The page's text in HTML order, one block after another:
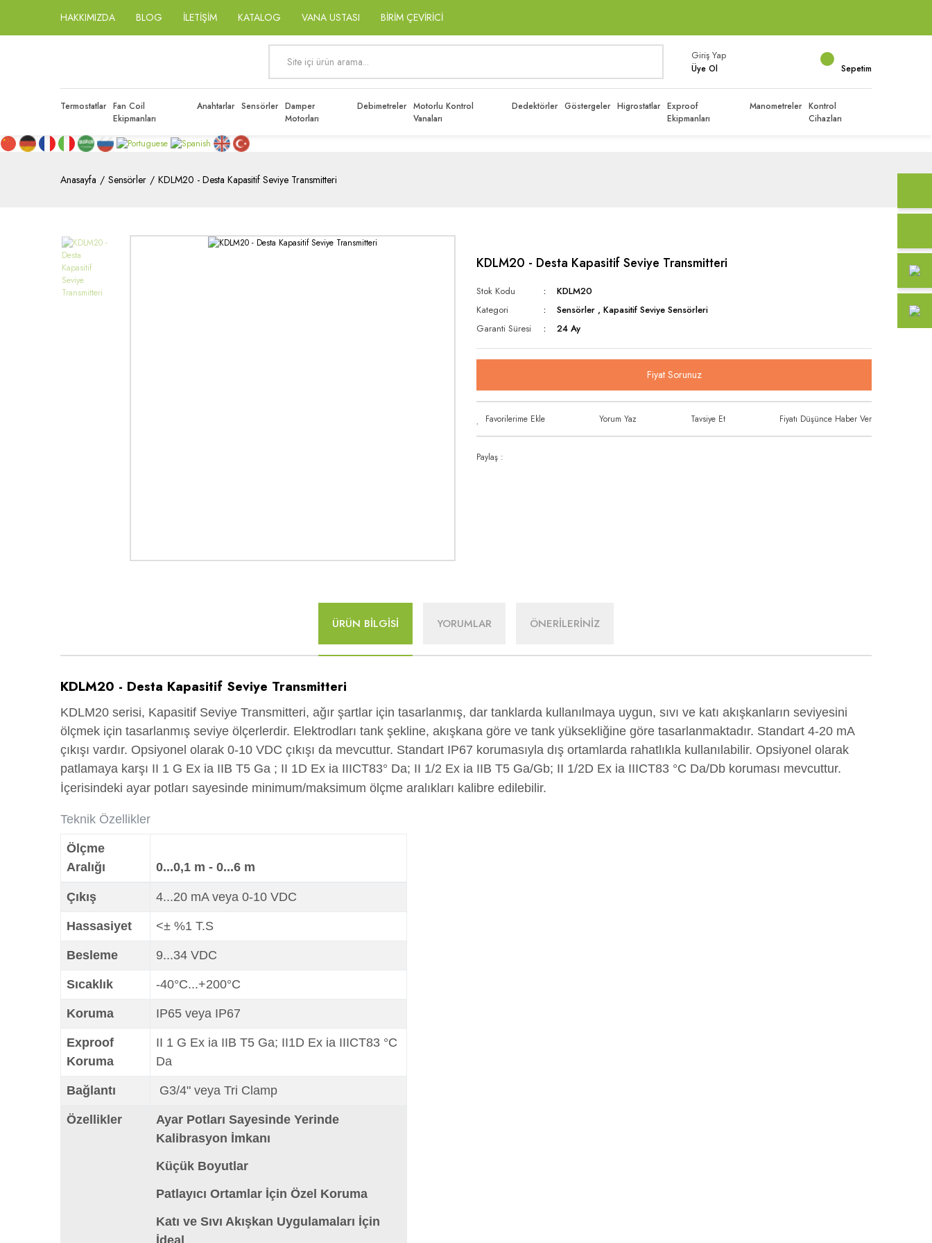
HAKKIMIZDA BLOG İLETİŞİM KATALOG VANA USTASI BİRİM ÇEVİRİCİ
Giriş Yap
Üye Ol Sepetim
Termostatlar Fan Coil
Ekipmanları
Anahtarlar Sensörler Damper
Motorları
Debimetreler Motorlu Kontrol
Vanaları
Dedektörler Göstergeler Higrostatlar Exproof
Ekipmanları
Manometreler Kontrol
Cihazları
Anasayfa Sensörler KDLM20 - Desta Kapasitif Seviye Transmitteri
KDLM20 - Desta Kapasitif Seviye Transmitteri
Stok Kodu
KDLM20
Kategori
Sensörler , Kapasitif Seviye Sensörleri
Garanti Süresi
24 Ay
Fiyat Sorunuz
Yorum Yaz Tavsiye Et Fiyatı Düşünce Haber Ver
Paylaş :
ÜRÜN BİLGİSİ YORUMLAR ÖNERİLERİNİZ
KDLM20 - Desta Kapasitif Seviye Transmitteri
KDLM20 serisi, Kapasitif Seviye Transmitteri, ağır şartlar için tasarlanmış, dar tanklarda kullanılmaya uygun, sıvı ve katı akışkanların seviyesini
ölçmek için tasarlanmış seviye ölçerlerdir. Elektrodları tank şekline, akışkana göre ve tank yüksekliğine göre tasarlanmaktadır. Standart 4-20 mA
çıkışı vardır. Opsiyonel olarak 0-10 VDC çıkışı da mevcuttur. Standart IP67 korumasıyla dış ortamlarda rahatlıkla kullanılabilir. Opsiyonel olarak
patlamaya karşı II 1 G Ex ia IIB T5 Ga ; II 1D Ex ia IIICT83° Da; II 1/2 Ex ia IIB T5 Ga/Gb; II 1/2D Ex ia IIICT83 °C Da/Db koruması mevcuttur.
İçerisindeki ayar potları sayesinde minimum/maksimum ölçme aralıkları kalibre edilebilir.
Teknik Özellikler
Ölçme
Aralığı
0...0,1 m - 0...6 m
Çıkış 4...20 mA veya 0-10 VDC
Hassasiyet <± %1 T.S
Besleme 9...34 VDC
Sıcaklık -40°C...+200°C
Koruma IP65 veya IP67
Exproof
Koruma
II 1 G Ex ia IIB T5 Ga; II1D Ex ia IIICT83 °C
Da
Bağlantı G3/4" veya Tri Clamp
Özellikler
Ayar Potları Sayesinde Yerinde
Kalibrasyon İmkanı
Küçük Boyutlar
Patlayıcı Ortamlar İçin Özel Koruma
Katı ve Sıvı Akışkan Uygulamaları İçin
İdeal